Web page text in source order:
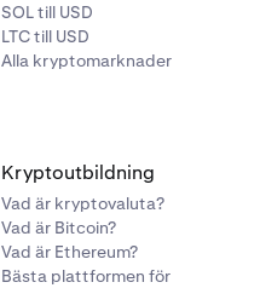
SOL till USD
LTC till USD
Alla kryptomarknader
Kryptoutbildning
Vad är kryptovaluta?
Vad är Bitcoin?
Vad är Ethereum?
Bästa plattformen för